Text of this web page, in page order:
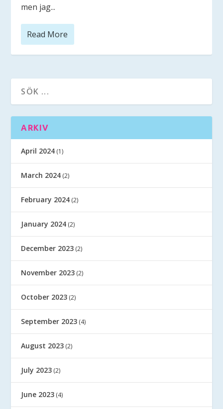
men jag...
Read More
ARKIV
April 2024 (1)
March 2024 (2)
February 2024 (2)
January 2024 (2)
December 2023 (2)
November 2023 (2)
October 2023 (2)
September 2023 (4)
August 2023 (2)
July 2023 (2)
June 2023 (4)